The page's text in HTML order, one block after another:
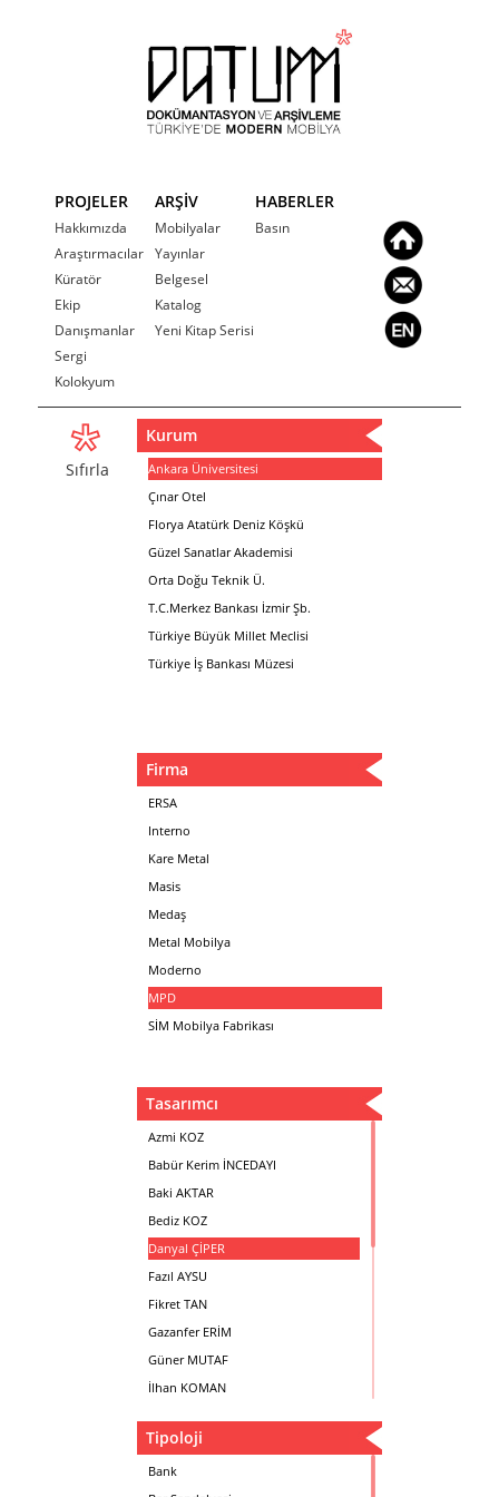
PROJELER
Hakkımızda
Araştırmacılar
Küratör
Ekip
Danışmanlar
Sergi
Kolokyum
ARŞİV
Mobilyalar
Yayınlar
Belgesel
Katalog
Yeni Kitap Serisi
HABERLER
Basın
Sıfırla
Kurum
Ankara Üniversitesi
Çınar Otel
Florya Atatürk Deniz Köşkü
Güzel Sanatlar Akademisi
Orta Doğu Teknik Ü.
T.C.Merkez Bankası İzmir Şb.
Türkiye Büyük Millet Meclisi
Türkiye İş Bankası Müzesi
Firma
ERSA
Interno
Kare Metal
Masis
Medaş
Metal Mobilya
Moderno
MPD
SİM Mobilya Fabrikası
Tasarımcı
Azmi KOZ
Babür Kerim İNCEDAYI
Baki AKTAR
Bediz KOZ
Danyal ÇİPER
Fazıl AYSU
Fikret TAN
Gazanfer ERİM
Güner MUTAF
İlhan KOMAN
Metin Atabey ATA
Minas BOYACIYAN
Tipoloji
Bank